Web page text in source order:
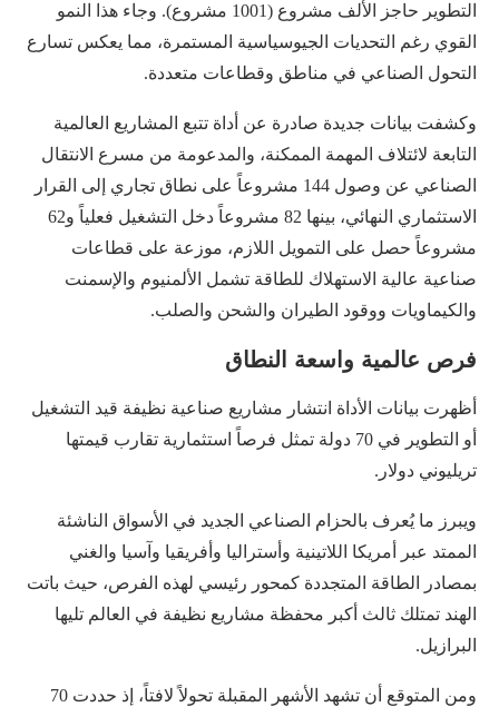
التطوير حاجز الألف مشروع (1001 مشروع). وجاء هذا النمو
القوي رغم التحديات الجيوسياسية المستمرة، مما يعكس تسارع
التحول الصناعي في مناطق وقطاعات متعددة.
وكشفت بيانات جديدة صادرة عن أداة تتبع المشاريع العالمية
التابعة لائتلاف المهمة الممكنة، والمدعومة من مسرع الانتقال
الصناعي عن وصول 144 مشروعاً على نطاق تجاري إلى القرار
الاستثماري النهائي، بينها 82 مشروعاً دخل التشغيل فعلياً و62
مشروعاً حصل على التمويل اللازم، موزعة على قطاعات
صناعية عالية الاستهلاك للطاقة تشمل الألمنيوم والإسمنت
والكيماويات ووقود الطيران والشحن والصلب.
فرص عالمية واسعة النطاق
أظهرت بيانات الأداة انتشار مشاريع صناعية نظيفة قيد التشغيل
أو التطوير في 70 دولة تمثل فرصاً استثمارية تقارب قيمتها
تريليوني دولار.
ويبرز ما يُعرف بالحزام الصناعي الجديد في الأسواق الناشئة
الممتد عبر أمريكا اللاتينية وأستراليا وأفريقيا وآسيا والغني
بمصادر الطاقة المتجددة كمحور رئيسي لهذه الفرص، حيث باتت
الهند تمتلك ثالث أكبر محفظة مشاريع نظيفة في العالم تليها
البرازيل.
ومن المتوقع أن تشهد الأشهر المقبلة تحولاً لافتاً، إذ حددت 70